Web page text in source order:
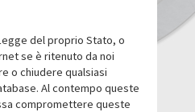
del proprio Stato, o
se è ritenuto da noi
o chiudere qualsiasi
Al contempo queste
compromettere queste